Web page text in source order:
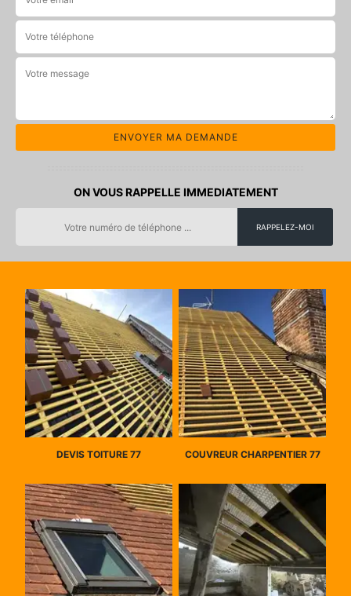
ON VOUS RAPPELLE IMMEDIATEMENT
DEVIS TOITURE 77 COUVREUR CHARPENTIER 77